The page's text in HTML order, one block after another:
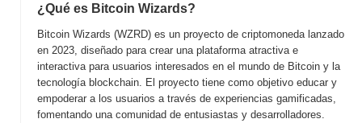
¿Qué es Bitcoin Wizards?
Bitcoin Wizards (WZRD) es un proyecto de criptomoneda lanzado
en 2023, diseñado para crear una plataforma atractiva e
interactiva para usuarios interesados en el mundo de Bitcoin y la
tecnología blockchain. El proyecto tiene como objetivo educar y
empoderar a los usuarios a través de experiencias gamificadas,
fomentando una comunidad de entusiastas y desarrolladores.